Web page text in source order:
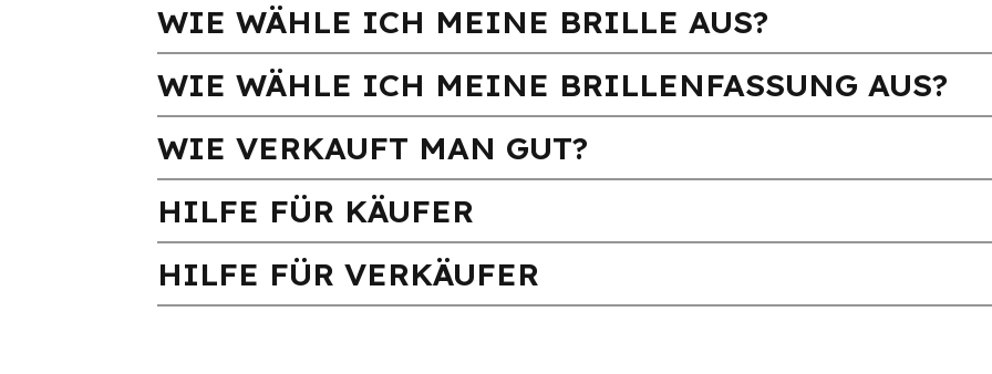
WIE WÄHLE ICH MEINE BRILLE AUS?
WIE WÄHLE ICH MEINE BRILLENFASSUNG AUS?
WIE VERKAUFT MAN GUT?
HILFE FÜR KÄUFER
HILFE FÜR VERKÄUFER